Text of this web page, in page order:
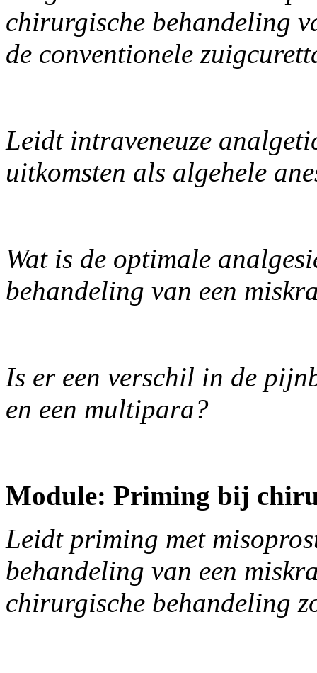
chirurgische behandeling
de conventionele
Leidt intraveneuze
uitkomsten als algehele
Wat is de optimale
behandeling van een
Is er een verschil in de
en een multipara?
Module: Priming bij
Leidt priming met
behandeling van een
chirurgische behandeling